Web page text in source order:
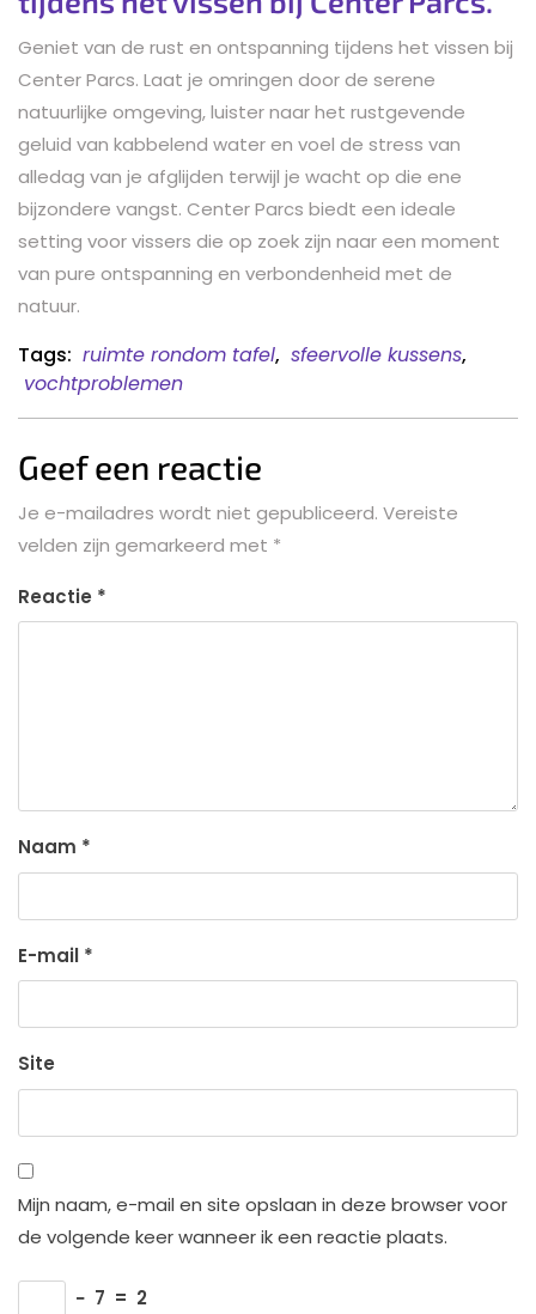
Geniet van de rust en ontspanning tijdens het vissen bij
Center Parcs. Laat je omringen door de serene
natuurlijke omgeving, luister naar het rustgevende
geluid van kabbelend water en voel de stress van
alledag van je afglijden terwijl je wacht op die ene
bijzondere vangst. Center Parcs biedt een ideale
setting voor vissers die op zoek zijn naar een moment
van pure ontspanning en verbondenheid met de
natuur.
Tags: ruimte rondom tafel, sfeervolle kussens,
vochtproblemen
Geef een reactie
Je e-mailadres wordt niet gepubliceerd. Vereiste
velden zijn gemarkeerd met *
Reactie *
Naam *
E-mail *
Site
Mijn naam, e-mail en site opslaan in deze browser voor
de volgende keer wanneer ik een reactie plaats.
− 7 = 2